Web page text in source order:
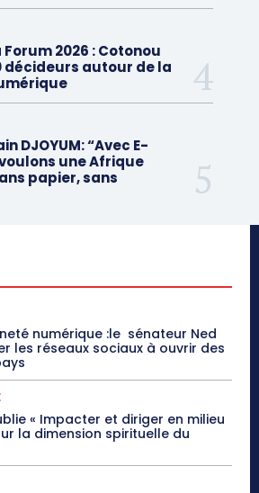
2026 : Cotonou
décideurs autour de la
DJOYUM: “Avec E-
voulons une Afrique
papier, sans
numérique :le sénateur Ned
les réseaux sociaux à ouvrir des
« Impacter et diriger en milieu
la dimension spirituelle du